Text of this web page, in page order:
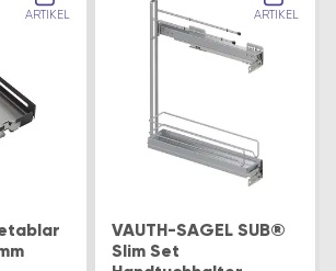
ARTIKEL ARTIKEL
VAUTH-SAGEL SUB®
Slim Set